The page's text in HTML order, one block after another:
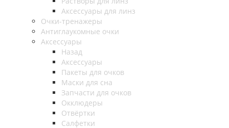
Аксессуары для линз
Очки-тренажеры
Антиглаукомные очки
Аксессуары
Назад
Аксессуары
Пакеты для очков
Маски для сна
Запчасти для очков
Окклюдеры
Отвёртки
Салфетки